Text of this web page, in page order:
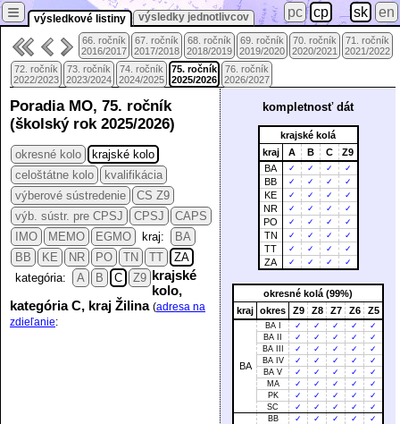
výsledkové listiny výsledky jednotlivcov
≡ pc cp sk en
66. ročník
2016/2017
67. ročník
2017/2018
68. ročník
2018/2019
69. ročník
2019/2020
70. ročník
2020/2021
71. ročník
2021/2022
72. ročník
2022/2023
73. ročník
2023/2024
74. ročník
2024/2025
75. ročník
2025/2026
76. ročník
2026/2027
kompletnosť dát
krajské kolá
kraj
A B C
Z9
BA
✓ ✓ ✓ ✓
BB ✓ ✓ ✓ ✓
KE ✓ ✓ ✓ ✓
NR ✓ ✓ ✓ ✓
PO ✓ ✓ ✓ ✓
TN ✓ ✓ ✓ ✓
TT ✓ ✓ ✓ ✓
ZA ✓ ✓ ✓ ✓
okresné kolá (99%)
kraj okres Z9 Z8 Z7 Z6 Z5
BA
BA I ✓ ✓ ✓ ✓
✓
BA II
✓ ✓ ✓ ✓
✓
BA III
✓ ✓ ✓ ✓
✓
BA IV
✓ ✓ ✓ ✓
✓
BA V
✓ ✓ ✓ ✓
✓
MA
✓ ✓ ✓ ✓
✓
PK
✓ ✓ ✓ ✓
✓
SC
✓ ✓ ✓ ✓ ✓
BB ✓ ✓ ✓ ✓
✓
Poradia MO, 75. ročník
(školský rok 2025/2026)
okresné kolo
krajské kolo
celoštátne kolo
kvalifikácia
výberové sústredenie
CS Z9
výb. sústr. pre CPSJ
CPSJ
CAPS
IMO
MEMO EGMO kraj:
BA
BB
KE NR PO TN TT
ZA
kategória:
A B C Z9 krajské
kolo,
kategória C, kraj Žilina (adresa na
zdieľanie: